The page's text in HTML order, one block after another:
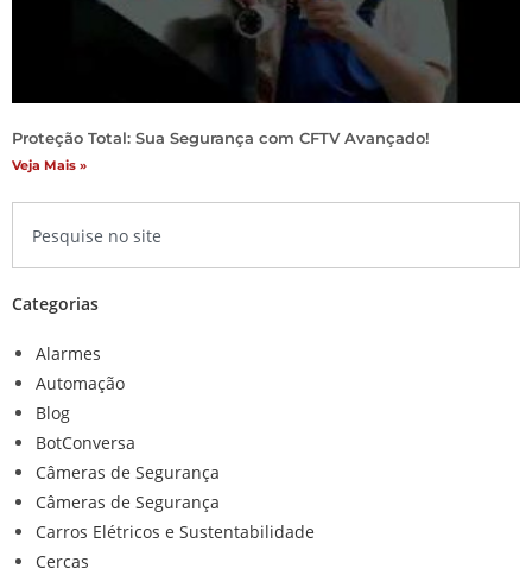
Proteção Total: Sua Segurança com CFTV Avançado!
Veja Mais »
Categorias
Alarmes
Automação
Blog
BotConversa
Câmeras de Segurança
Câmeras de Segurança
Carros Elétricos e Sustentabilidade
Cercas